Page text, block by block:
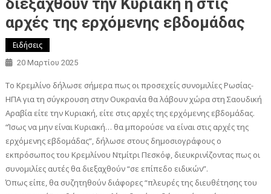
διεξαχθούν την Κυριακή ή στις
αρχές της ερχόμενης εβδομάδας
Ειδήσεις
20 Μαρτίου 2025
Το Κρεμλίνο δήλωσε σήμερα πως οι προσεχείς συνομιλίες Ρωσίας-
ΗΠΑ για τη σύγκρουση στην Ουκρανία θα λάβουν χώρα στη Σαουδική
Αραβία είτε την Κυριακή, είτε στις αρχές της ερχόμενης εβδομάδας.
“Ίσως να μην είναι Κυριακή… θα μπορούσε να είναι στις αρχές της
ερχόμενης εβδομάδας”, δήλωσε στους δημοσιογράφους ο
εκπρόσωπος του Κρεμλίνου Ντμίτρι Πεσκόφ, διευκρινίζοντας πως οι
συνομιλίες αυτές θα διεξαχθούν “σε επίπεδο ειδικών”.
Όπως είπε, θα συζητηθούν διάφορες “πλευρές της διευθέτησης του